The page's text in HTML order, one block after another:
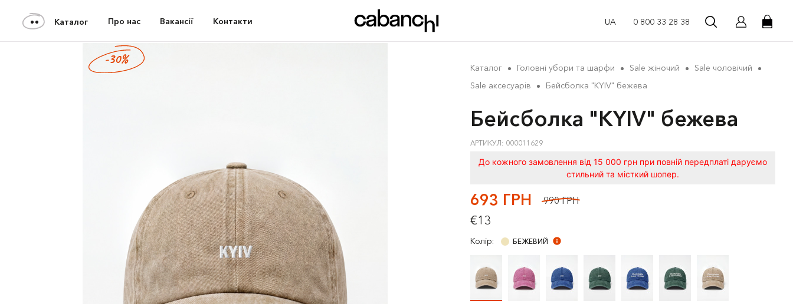
Каталог Про нас Вакансії Контакти UA 0 800 33 28 38
-30%
Каталог Головні убори та шарфи Sale жіночий
Sale чоловічий
Sale аксесуарів
Бейсболка "KYIV" бежева
Бейсболка "KYIV" бежева
АРТИКУЛ: 000011629
До кожного замовлення від 15 000 грн при повній передплаті даруємо
стильний та місткий шопер.
693 ГРН 990 ГРН
€13
Колір: БЕЖЕВИЙ